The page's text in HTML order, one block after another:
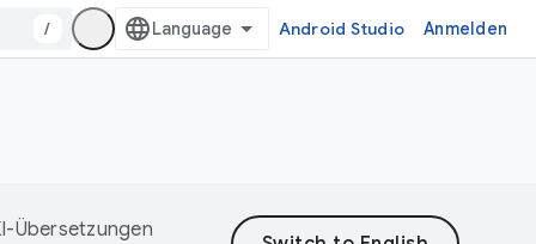
/ Android Studio Anmelden
Übersetzungen